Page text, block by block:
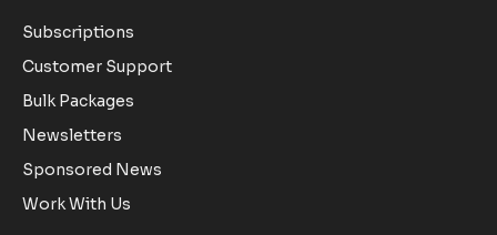
Subscriptions
Customer Support
Bulk Packages
Newsletters
Sponsored News
Work With Us